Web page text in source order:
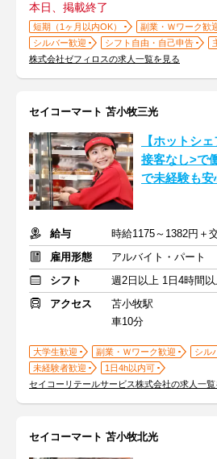
本日、掲載終了
短期（1ヶ月以内OK）
副業・Ｗワーク歓
シルバー歓迎
シフト自由・自己申告
株式会社ゼフィロスの求人一覧を見る
セイコーマート 苫小牧三光
【ホットシ
接客なし>で
で未経験も
給与
時給1175～1382円＋
雇用形態
アルバイト・パート
シフト
週2日以上 1日4時間
アクセス
苫小牧駅
車10分
大学生歓迎 副業・Ｗワーク歓迎
シル
未経験者歓迎
1日4h以内可
セイコーリテールサービス株式会社の求人一覧
セイコーマート 苫小牧北光